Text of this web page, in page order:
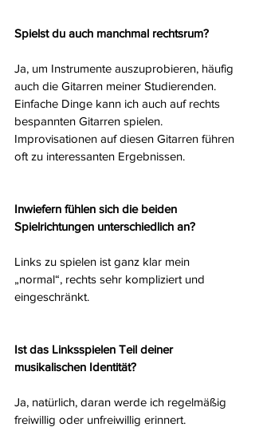
Spielst du auch manchmal rechtsrum?
Ja, um Instrumente auszuprobieren, häufig
auch die Gitarren meiner Studierenden.
Einfache Dinge kann ich auch auf rechts
bespannten Gitarren spielen.
Improvisationen auf diesen Gitarren führen
oft zu interessanten Ergebnissen.
Inwiefern fühlen sich die beiden
Spielrichtungen unterschiedlich an?
Links zu spielen ist ganz klar mein
„normal“, rechts sehr kompliziert und
eingeschränkt.
Ist das Linksspielen Teil deiner
musikalischen Identität?
Ja, natürlich, daran werde ich regelmäßig
freiwillig oder unfreiwillig erinnert.